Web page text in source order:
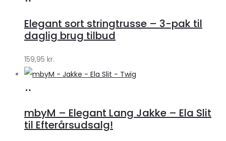
Klædeskabet.dk
Elegant sort stringtrusse – 3-pak til
daglig brug tilbud
159,95 kr.
Lykke
mbyM – Elegant Lang Jakke – Ela Slit
til Efterårsudsalg!